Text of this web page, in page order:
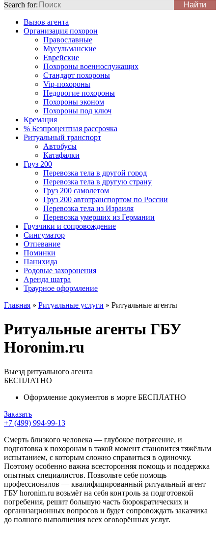
Search for:
Вызов агента
Организация похорон
Православные
Мусульманские
Еврейские
Похороны военнослужащих
Стандарт похороны
Vip-похороны
Недорогие похороны
Похороны эконом
Похороны под ключ
Кремация
% Безпроцентная рассрочка
Ритуальный транспорт
Автобусы
Катафалки
Груз 200
Перевозка тела в другой город
Перевозка тела в другую страну
Груз 200 самолетом
Груз 200 автотранспортом по России
Перевозка тела из Израиля
Перевозка умерших из Германии
Грузчики и сопровождение
Сингуматор
Отпевание
Поминки
Панихида
Родовые захоронения
Аренда шатра
Траурное оформление
Главная » Ритуальные услуги » Ритуальные агенты
Ритуальные агенты ГБУ
Horonim.ru
Выезд ритуального агента
БЕСПЛАТНО
Оформление документов в морге БЕСПЛАТНО
Заказать
+7 (499) 994-99-13
Смерть близкого человека — глубокое потрясение, и
подготовка к похоронам в такой момент становится тяжёлым
испытанием, с которым сложно справиться в одиночку.
Поэтому особенно важна всесторонняя помощь и поддержка
опытных специалистов. Позвольте себе помощь
профессионалов — квалифицированный ритуальный агент
ГБУ horonim.ru возьмёт на себя контроль за подготовкой
погребения, решит большую часть бюрократических и
организационных вопросов и будет сопровождать заказчика
до полного выполнения всех оговорённых услуг.